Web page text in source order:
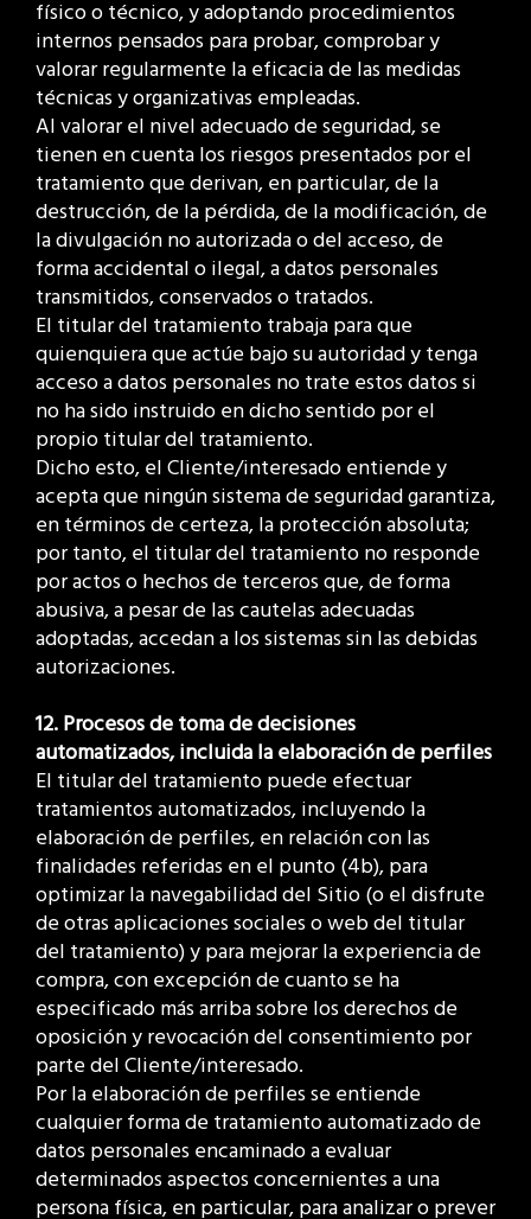
físico o técnico, y adoptando procedimientos
internos pensados para probar, comprobar y
valorar regularmente la eficacia de las medidas
técnicas y organizativas empleadas.
Al valorar el nivel adecuado de seguridad, se
tienen en cuenta los riesgos presentados por el
tratamiento que derivan, en particular, de la
destrucción, de la pérdida, de la modificación, de
la divulgación no autorizada o del acceso, de
forma accidental o ilegal, a datos personales
transmitidos, conservados o tratados.
El titular del tratamiento trabaja para que
quienquiera que actúe bajo su autoridad y tenga
acceso a datos personales no trate estos datos si
no ha sido instruido en dicho sentido por el
propio titular del tratamiento.
Dicho esto, el Cliente/interesado entiende y
acepta que ningún sistema de seguridad garantiza,
en términos de certeza, la protección absoluta;
por tanto, el titular del tratamiento no responde
por actos o hechos de terceros que, de forma
abusiva, a pesar de las cautelas adecuadas
adoptadas, accedan a los sistemas sin las debidas
autorizaciones.
12. Procesos de toma de decisiones
automatizados, incluida la elaboración de perfiles
El titular del tratamiento puede efectuar
tratamientos automatizados, incluyendo la
elaboración de perfiles, en relación con las
finalidades referidas en el punto (4b), para
optimizar la navegabilidad del Sitio (o el disfrute
de otras aplicaciones sociales o web del titular
del tratamiento) y para mejorar la experiencia de
compra, con excepción de cuanto se ha
especificado más arriba sobre los derechos de
oposición y revocación del consentimiento por
parte del Cliente/interesado.
Por la elaboración de perfiles se entiende
cualquier forma de tratamiento automatizado de
datos personales encaminado a evaluar
determinados aspectos concernientes a una
persona física, en particular, para analizar o prever